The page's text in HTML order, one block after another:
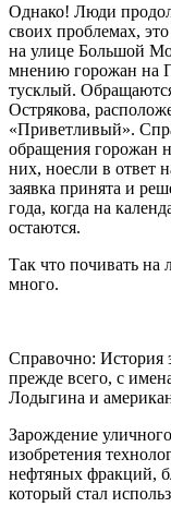
Однако! Люди
своих проблемах,
на улице Большой
мнению горожан на
тусклый.
Острякова,
«Приветливый».
обращения горожан
них, ноесли в ответ
заявка принята и
года, когда на
остаются.
Так что почивать на
много.
Справочно: История
прежде всего, с
Лодыгина и
Зарождение
изобретения
нефтяных фракций,
который стал